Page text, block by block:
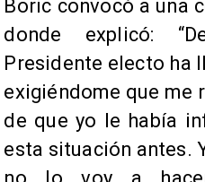
Boric convocó a una
donde explicó:
Presidente electo ha
exigiéndome que me
de que yo le había
esta situación antes.